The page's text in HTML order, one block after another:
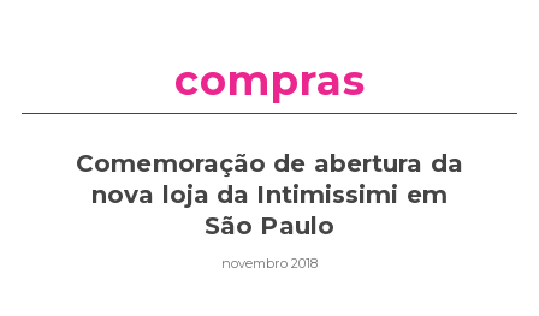
compras
Comemoração de abertura da
nova loja da Intimissimi em
São Paulo
novembro 2018